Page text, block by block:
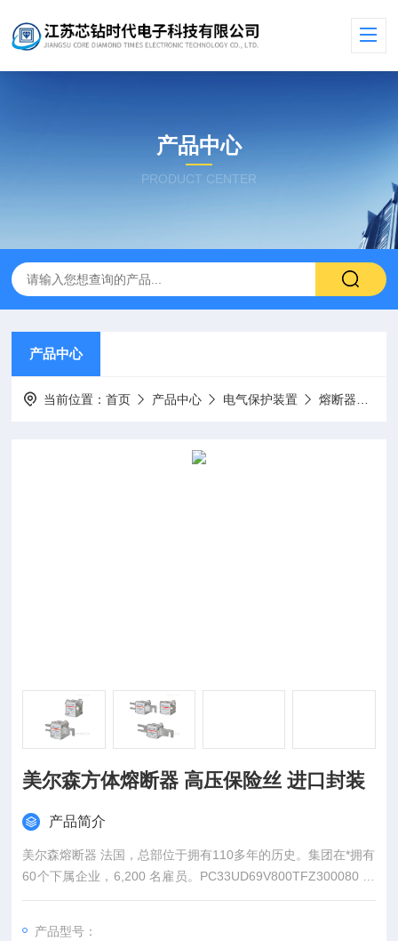
产品中心
PRODUCT CENTER
产品中心
当前位置：首页 产品中心 电气保护装置 熔断器
美尔森方体熔断器 高压保险丝 进口封装
产品简介
美尔森熔断器 法国，总部位于拥有110多年的历史。集团在*拥有
60个下属企业，6,200 名雇员。PC33UD69V800TFZ300080 美
尔森方体熔断器 高压保险丝 进口封装
产品型号：